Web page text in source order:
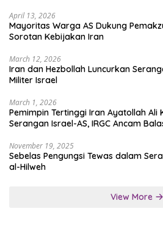
April 13, 2026
Mayoritas Warga AS Dukung
Sorotan Kebijakan Iran
March 12, 2026
Iran dan Hezbollah Luncurkan
Militer Israel
March 1, 2026
Pemimpin Tertinggi Iran Ayatollah Ali
Serangan Israel-AS, IRGC Ancam
November 19, 2025
Sebelas Pengungsi Tewas dalam
al-Hilweh
View More